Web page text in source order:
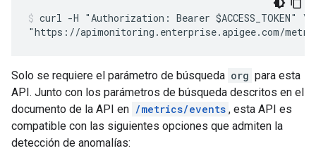
curl -H "Authorization: Bearer $ACCESS_TOKEN" \
"https://apimonitoring.enterprise.apigee.com/
Solo se requiere el parámetro de búsqueda org para esta
API. Junto con los parámetros de búsqueda descritos en el
documento de la API en /metrics/events , esta API es
compatible con las siguientes opciones que admiten la
detección de anomalías: